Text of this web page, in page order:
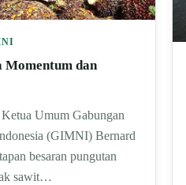
Momentum dan
Umum Gabungan
(GIMNI) Bernard
besaran pungutan
sawit…